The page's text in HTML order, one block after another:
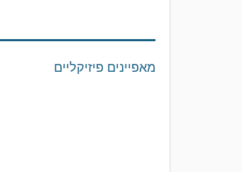
מאפיינים פיזיקליים